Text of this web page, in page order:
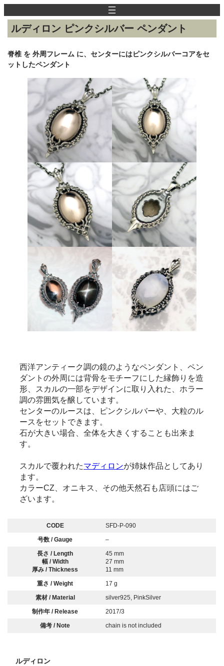
容
キ
プ
ルディロン ピンクシルバー ペンダント
脊椎 を 外周フレーム に、センターにはピンクシルバーコアをセ
ットしたペンダント
西洋アンティーク調の鏡のようなペンダント、ペン
ダントの外周には背骨をモチーフにした縁飾りを造
形、スカルの一部をデザインに取り入れた、ホラー
調の雰囲気を醸しています。
センターのルースは、ピンクシルバーや、大粒のル
ースをセットできます。
石が大きい場合、全体を大きくすることも出来ま
す。
スカルで覆われたマディロンが姉妹作品としてあり
ます。
カラーCZ、オニキス、その他天然石も店頭にはご
ざいます。
CODE
SFD-P-090
号数 / Gauge
–
長さ / Length
幅 / Width
厚み / Thickness
45 mm
27 mm
11 mm
重さ / Weight
17 g
素材 / Material
silver925, PinkSilver
制作年 / Release
2017/3
備考 / Note
chain is not included
ルディロン